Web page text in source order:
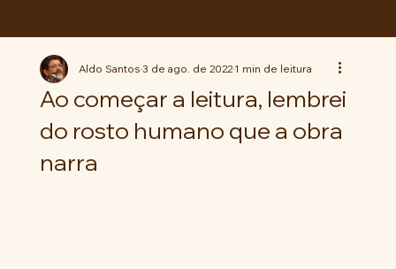
Ao começar a leitura, lembrei
do rosto humano que a obra
narra
Aldo Santos3 de ago. de 20221 min de leitura